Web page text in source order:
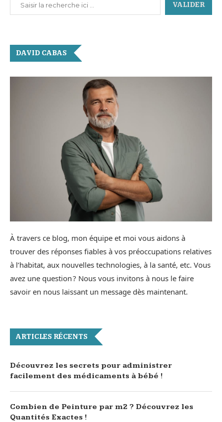
VALIDER
DAVID CABAS
À travers ce blog, mon équipe et moi vous aidons à
trouver des réponses fiables à vos préoccupations relatives
à l’habitat, aux nouvelles technologies, à la santé, etc. Vous
avez une question ? Nous vous invitons à nous le faire
savoir en nous laissant un message dès maintenant.
ARTICLES RÉCENTS
Découvrez les secrets pour administrer
facilement des médicaments à bébé !
Combien de Peinture par m2 ? Découvrez les
Quantités Exactes !